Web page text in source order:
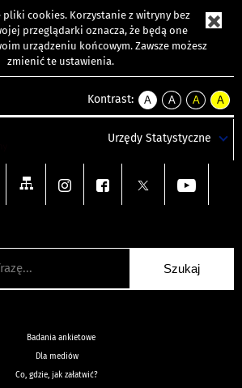
pliki cookies. Korzystanie z witryny bez
przeglądarki oznacza, że będą one
urządzeniu końcowym. Zawsze możesz
zmienić te ustawienia.
Kontrast:
A
kontrast
A
kontrast
tekst
czarnym
A
kontrast
tekst
czarnym
A
tekst
żółtym
Urzędy Statystyczne
Badania ankietowe
Dla mediów
Co, gdzie, jak załatwić?